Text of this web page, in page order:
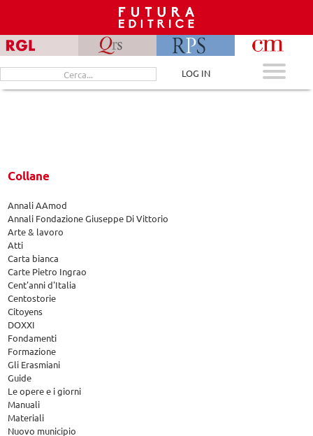
content
Cerca
per:
LOG IN
Collane
Annali AAmod
Annali Fondazione Giuseppe Di Vittorio
Arte & lavoro
Atti
Carta bianca
Carte Pietro Ingrao
Cent'anni d'Italia
Centostorie
Citoyens
DOXXI
Fondamenti
Formazione
Gli Erasmiani
Guide
Le opere e i giorni
Manuali
Materiali
Nuovo municipio